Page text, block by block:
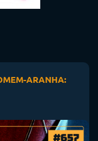
ARANHA: